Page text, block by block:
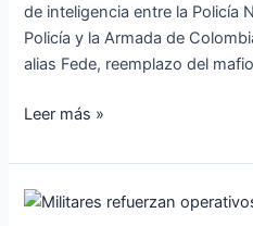
de inteligencia entre la Policía
Policía y la Armada de
alias Fede, reemplazo del
Leer más »
Militares